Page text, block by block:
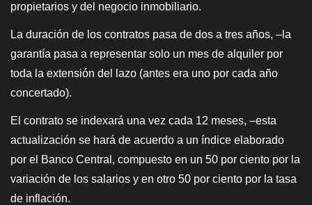
propietarios y del negocio inmobiliario.
La duración de los contratos pasa de dos a tres años, – a
garantía pasa a representar solo un mes de alquiler por
toda la extensión del lazo (antes era uno por cada año
concertado).
El contrato se indexará una vez cada 12 meses, –esta
actualización se hará de acuerdo a un índice elaborado
por el Banco Central, compuesto en un 50 por ciento por la
variación de los salarios y en otro 50 por ciento por la tasa
de inflación.